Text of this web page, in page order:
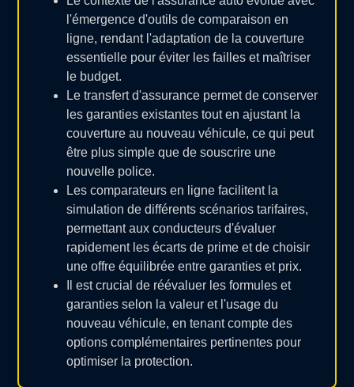
l'émergence d'outils de comparaison en
ligne, rendant l'adaptation de la couverture
essentielle pour éviter les failles et maîtriser
le budget.
Le transfert d'assurance permet de conserver
les garanties existantes tout en ajustant la
couverture au nouveau véhicule, ce qui peut
être plus simple que de souscrire une
nouvelle police.
Les comparateurs en ligne facilitent la
simulation de différents scénarios tarifaires,
permettant aux conducteurs d'évaluer
rapidement les écarts de prime et de choisir
une offre équilibrée entre garanties et prix.
Il est crucial de réévaluer les formules et
garanties selon la valeur et l'usage du
nouveau véhicule, en tenant compte des
options complémentaires pertinentes pour
optimiser la protection.